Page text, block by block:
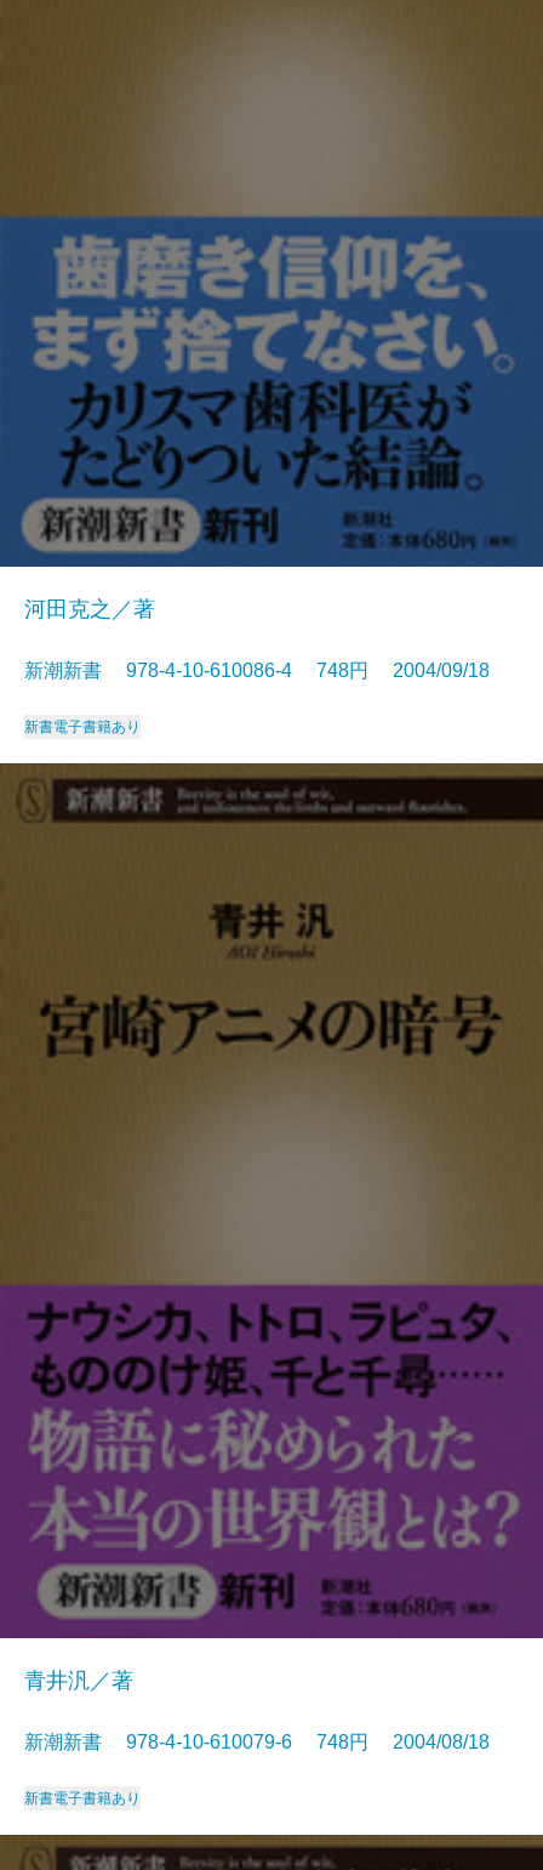
河田克之／著
新潮新書 978-4-10-610086-4 748円 2004/09/18
新書電子書籍あり
青井汎／著
新潮新書 978-4-10-610079-6 748円 2004/08/18
新書電子書籍あり